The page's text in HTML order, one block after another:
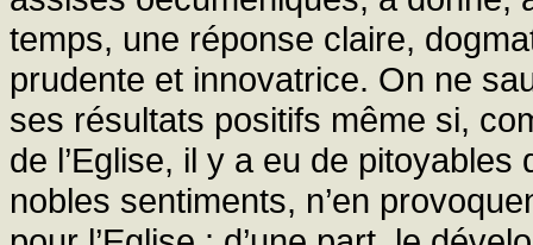
temps, une réponse claire,
prudente et innovatrice. On ne
ses résultats positifs même si,
de l’Eglise, il y a eu de
nobles sentiments, n’en